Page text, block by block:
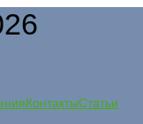
КонтактыСтатьи